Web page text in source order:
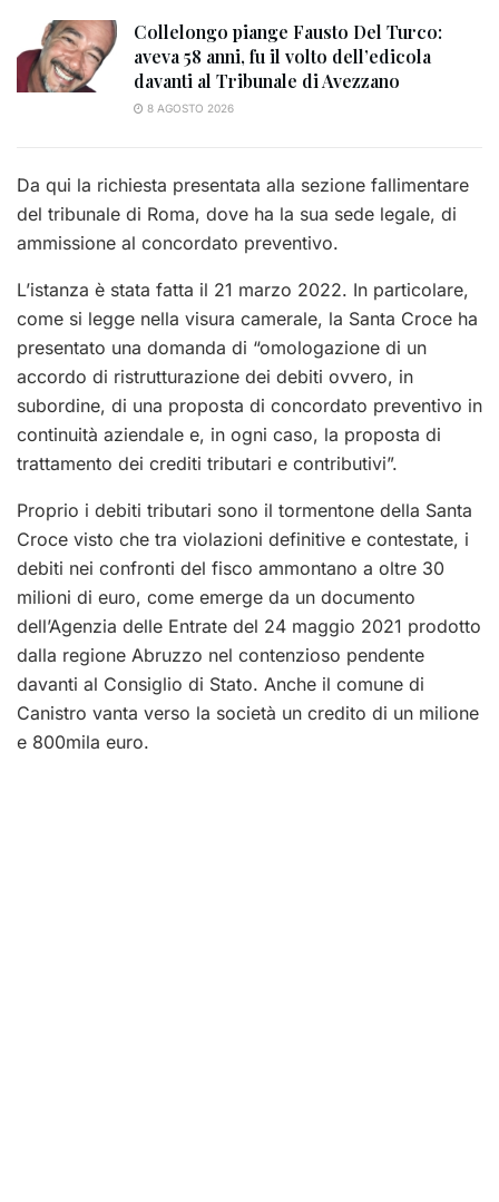
Collelongo piange Fausto Del Turco:
aveva 58 anni, fu il volto dell’edicola
davanti al Tribunale di Avezzano
8 AGOSTO 2026
Da qui la richiesta presentata alla sezione fallimentare
del tribunale di Roma, dove ha la sua sede legale, di
ammissione al concordato preventivo.
L’istanza è stata fatta il 21 marzo 2022. In particolare,
come si legge nella visura camerale, la Santa Croce ha
presentato una domanda di “omologazione di un
accordo di ristrutturazione dei debiti ovvero, in
subordine, di una proposta di concordato preventivo in
continuità aziendale e, in ogni caso, la proposta di
trattamento dei crediti tributari e contributivi”.
Proprio i debiti tributari sono il tormentone della Santa
Croce visto che tra violazioni definitive e contestate, i
debiti nei confronti del fisco ammontano a oltre 30
milioni di euro, come emerge da un documento
dell’Agenzia delle Entrate del 24 maggio 2021 prodotto
dalla regione Abruzzo nel contenzioso pendente
davanti al Consiglio di Stato. Anche il comune di
Canistro vanta verso la società un credito di un milione
e 800mila euro.